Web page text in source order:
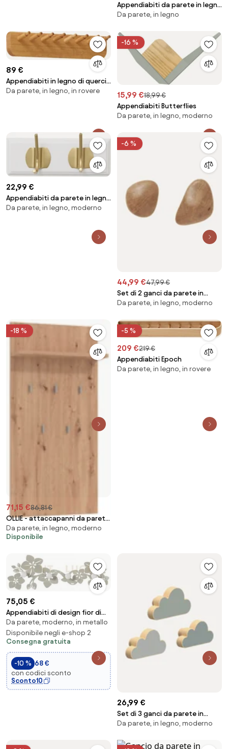
Appendiabiti da parete in legno
Spaces
Da parete, in legno
89 €
Appendiabiti in legno di quercia
Echo, larg. 40 cm
Da parete, in legno, in rovere
-16 %
15,99 €18,99 €
Appendiabiti Butterflies
Da parete, in legno, moderno
22,99 €
Appendiabiti da parete in legno
fatto a mano Edgy
Da parete, in legno, moderno
-6 %
44,99 €47,99 €
Set di 2 ganci da parete in
legno di frassino Cairn
Da parete, in legno, moderno
-18 %
71,15 €86,81 €
OLLIE - attaccapanni da parete
moderno con mensola colore
rovere
Da parete, in legno, moderno
Disponibile
-5 %
209 €219 €
Appendiabiti Epoch
Da parete, in legno, in rovere
75,05 €
Appendiabiti di design fior di
loto avorio
Da parete, moderno, in metallo
Disponibile negli e-shop 2
Consegna gratuita
-10 % 68 €
con codici sconto
Sconto10
26,99 €
Set di 3 ganci da parete in
legno di faggio fatti a mano
Da parete, in legno, moderno